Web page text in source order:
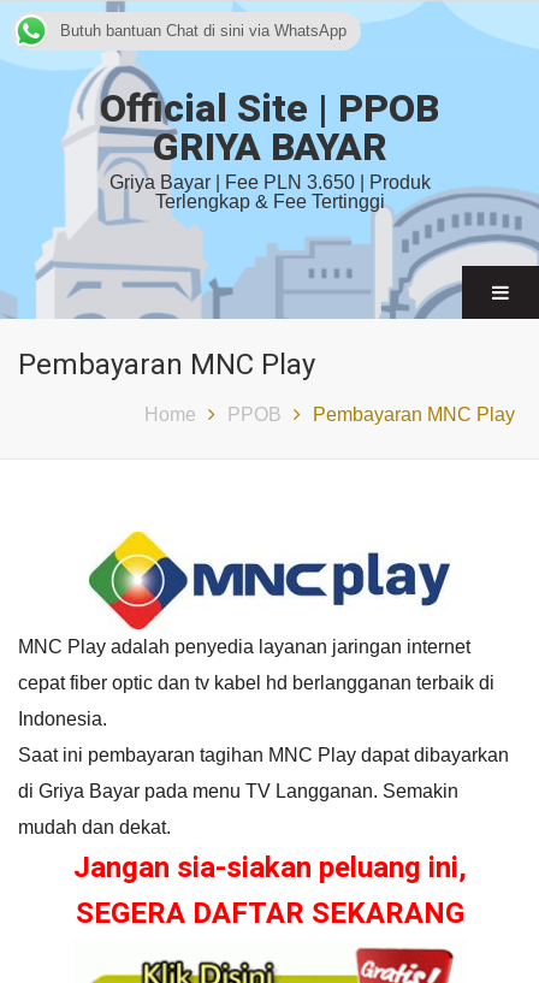
Official Site | PPOB
GRIYA BAYAR
Griya Bayar | Fee PLN 3.650 | Produk
Terlengkap & Fee Tertinggi
Pembayaran MNC Play
Home PPOB Pembayaran MNC Play
MNC Play adalah penyedia layanan jaringan internet
cepat fiber optic dan tv kabel hd berlangganan terbaik di
Indonesia.
Saat ini pembayaran tagihan MNC Play dapat dibayarkan
di Griya Bayar pada menu TV Langganan. Semakin
mudah dan dekat.
Jangan sia-siakan peluang ini,
SEGERA DAFTAR SEKARANG
Butuh bantuan Chat di sini via WhatsApp